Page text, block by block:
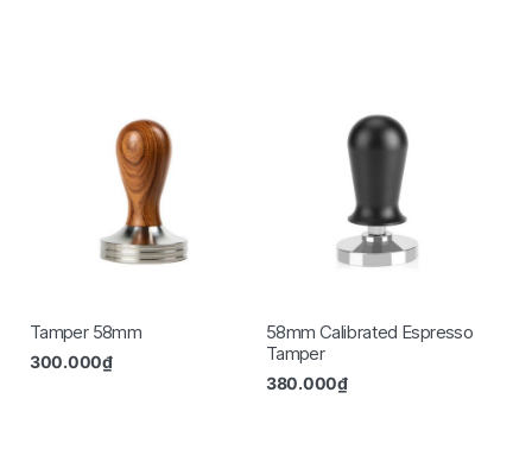
Tamper 58mm
300.000₫
58mm Calibrated Espresso
Tamper
380.000₫